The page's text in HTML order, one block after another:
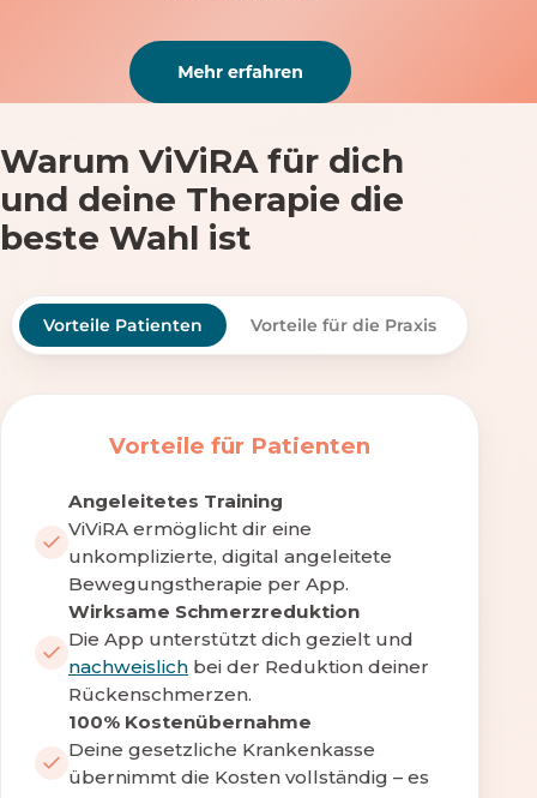
Warum ViViRA für dich
und deine Therapie die
beste Wahl ist
Vorteile Patienten Vorteile für die Praxis
Vorteile für Patienten
Angeleitetes Training
ViViRA ermöglicht dir eine
unkomplizierte, digital angeleitete
Bewegungstherapie per App.
Wirksame Schmerzreduktion
Die App unterstützt dich gezielt und
nachweislich bei der Reduktion deiner
Rückenschmerzen.
100% Kostenübernahme
Deine gesetzliche Krankenkasse
übernimmt die Kosten vollständig – es